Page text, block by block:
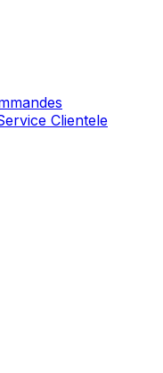
Clientele